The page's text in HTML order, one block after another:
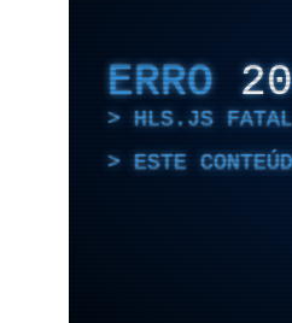
ERRO
HLS.JS FATAL
ESTE